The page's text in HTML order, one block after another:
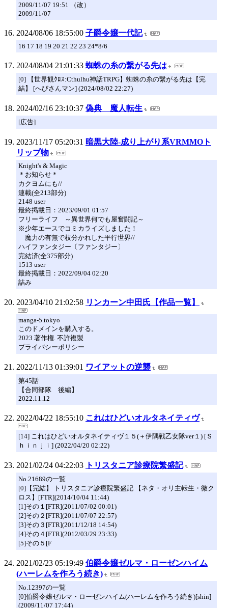
2009/11/07 19:51 （改）
2009/11/07
2024/08/06 18:55:00 子爵令嬢一代記
16 17 18 19 20 21 22 23 24*8/6
2024/08/04 21:01:33 蜘蛛の糸の繋がる先は
[0] 【世界観ｸﾛｽ:Cthulhu神話TRPG】蜘蛛の糸の繋がる先は【完
結】 [へびさんマン] (2024/08/02 22:27)
2024/02/16 23:10:37 偽典 魔人転生
[広告]
2023/11/17 05:20:31 暗黒大陸-成り上がり系VRMMOト
リップ物
Knight's & Magic
＊お知らせ＊
カクヨムにも//
連載(全213部分)
2148 user
最終掲載日：2023/09/01 01:57
フリーライフ ～異世界何でも屋奮闘記～
※少年エースでコミカライズしました！
魔力の有無で枝分かれした平行世界//
ハイファンタジー〔ファンタジー〕
完結済(全375部分)
1513 user
最終掲載日：2022/09/04 02:20
詰み
2023/04/10 21:02:58 リンカーン中田氏【作品一覧】
manga-5.tokyo
このドメインを購入する。
2023 著作権. 不許複製
プライバシーポリシー
2022/11/13 01:39:01 ワイアットの逆襲
第45話
【合同部隊 後編】
2022.11.12
2022/04/22 18:55:10 これはひどいオルタネイティヴ
[14] これはひどいオルタネイティヴ１５(＋伊隅戦乙女隊ver１) [Ｓ
ｈｉｎｊｉ] (2022/04/20 02:22)
2021/02/24 04:22:03 トリスタニア診療院繁盛記
No.21689の一覧
[0]【完結】 トリスタニア診療院繁盛記 【ネタ・オリ主転生・微ク
ロス】[FTR](2014/10/04 11:44)
[1]その１[FTR](2011/07/02 00:01)
[2]その２[FTR](2011/07/07 22:57)
[3]その３[FTR](2011/12/18 14:54)
[4]その４[FTR](2012/03/29 23:33)
[5]その５[F
2021/02/23 05:19:49 伯爵令嬢ゼルマ・ローゼンハイム
(ハーレムを作ろう続き)
No.12397の一覧
[0]伯爵令嬢ゼルマ・ローゼンハイム(ハーレムを作ろう続き)[shin]
(2009/11/07 17:44)